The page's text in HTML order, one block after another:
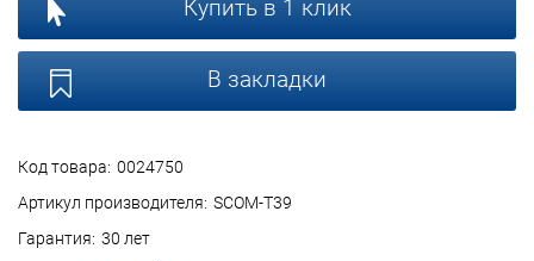
Код товара: 0024750
Артикул производителя: SCOM-T39
Гарантия: 30 лет
Купить в 1 клик
В закладки